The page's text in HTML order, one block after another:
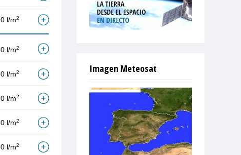
0 l/m2
0 l/m2
0 l/m2
0 l/m2
0 l/m2
0 l/m2
Imagen Meteosat